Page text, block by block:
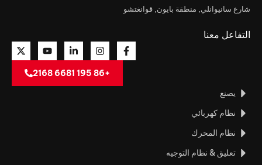
شارع سانيوانلي, منطقة بايون, قوانغتشو
التفاعل معنا
+86 195 6681 2168
يصنع
نظام كهربائي
نظام المحرك
تعليق & نظام التوجيه